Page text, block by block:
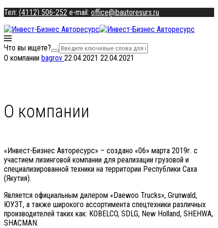
Тел: (4112) 506-252 e-mail: office@ibautoresurs.ru
Что вы ищете?
О компании bagrov 22.04.2021 22.04.2021
О компании
«Инвест-Бизнес Авторесурс» – создано «06» марта 2019г. с
участием лизинговой компании для реализации грузовой и
специализированной техники на территории Республики Саха
(Якутия).
Является официальным дилером «Daewoo Trucks», Grunwald,
ЮУЗТ, а также широкого ассортимента спецтехники различных
производителей таких как: KОBELCO, SDLG, New Holland, SHEHWA,
SHACMAN.